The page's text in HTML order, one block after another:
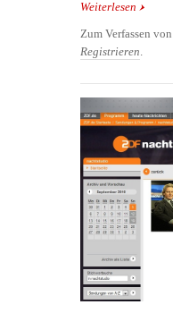
Weiterlesen über
Zum Verfassen
Registrieren.